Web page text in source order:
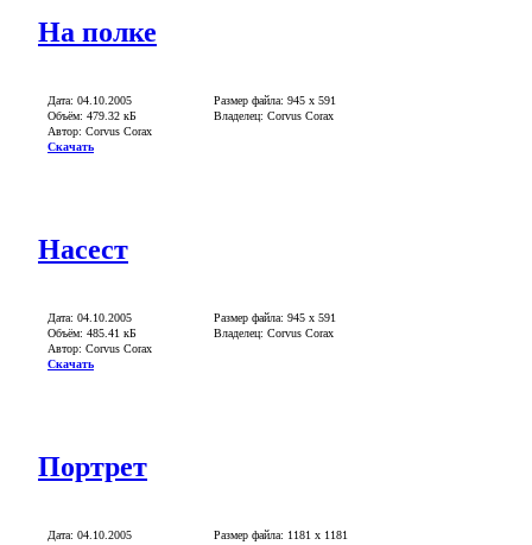
На полке
Дата: 04.10.2005
Объём: 479.32 кБ
Автор: Corvus Corax
Скачать
Размер файла: 945 x 591
Владелец: Corvus Corax
Насест
Дата: 04.10.2005
Объём: 485.41 кБ
Автор: Corvus Corax
Скачать
Размер файла: 945 x 591
Владелец: Corvus Corax
Портрет
Дата: 04.10.2005
Размер файла: 1181 x 1181